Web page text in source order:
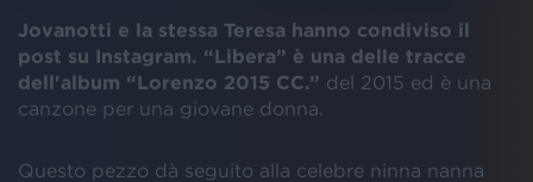
Jovanotti e la stessa Teresa hanno condiviso il
post su Instagram. “Libera” è una delle tracce
dell'album “Lorenzo 2015 CC.” del 2015 ed è una
canzone per una giovane donna.
Questo pezzo dà seguito alla celebre ninna nanna